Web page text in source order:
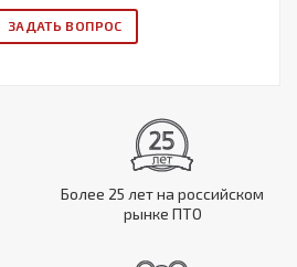
ЗАДАТЬ ВОПРОС
Более 25 лет на российском
рынке ПТО